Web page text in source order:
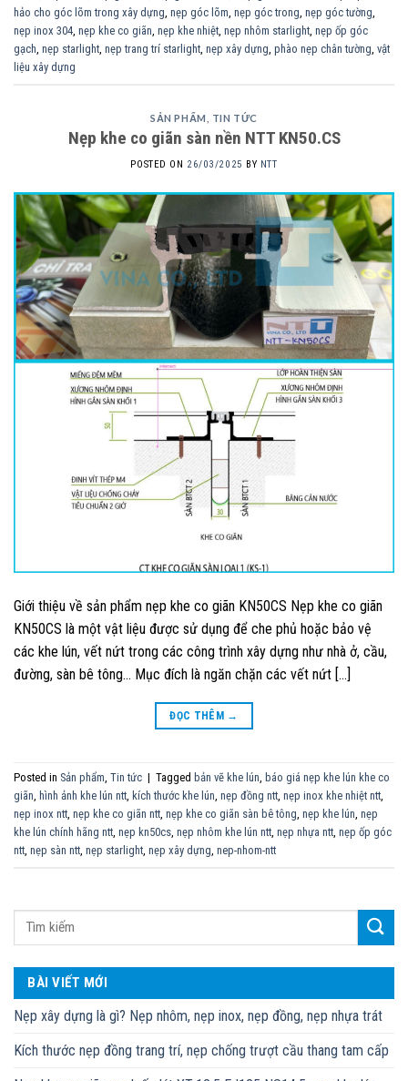
BÀI VIẾT MỚI
Nẹp xây dựng là gì? Nẹp nhôm, nẹp inox, nẹp đồng, nẹp nhựa trát
Kích thước nẹp đồng trang trí, nẹp chống trượt cầu thang tam cấp
hảo cho góc lõm trong xây dựng nẹp góc lõm nẹp góc trong nẹp góc tường
nẹp inox 304 nẹp khe co giãn nẹp khe nhiệt nẹp nhôm starlight nẹp ốp góc
gạch nẹp starlight nẹp trang trí starlight nẹp xây dựng phào nẹp chân tường vật
liệu xây dựng
SẢN PHẨM TIN TỨC
Nẹp khe co giãn sàn nền NTT KN50.CS
POSTED ON 26/03/2025 BY NTT
Giới thiệu về sản phẩm nẹp khe co giãn KN50CS Nẹp khe co giãn
KN50CS là một vật liệu được sử dụng để che phủ hoặc bảo vệ
các khe lún, vết nứt trong các công trình xây dựng như nhà ở, cầu,
đường, sàn bê tông… Mục đích là ngăn chặn các vết nứt […]
ĐỌC THÊM →
Posted in Sản phẩm, Tin tức | Tagged bản vẽ khe lún, báo giá nẹp khe lún khe co
giãn, hình ảnh khe lún ntt, kích thước khe lún, nẹp đồng ntt, nẹp inox khe nhiệt ntt,
nẹp inox ntt, nẹp khe co giãn ntt, nẹp khe co giãn sàn bê tông, nẹp khe lún, nẹp
khe lún chính hãng ntt, nẹp kn50cs, nẹp nhôm khe lún ntt, nẹp nhựa ntt, nẹp ốp góc
ntt, nẹp sàn ntt, nẹp starlight, nẹp xây dựng, nep-nhom-ntt